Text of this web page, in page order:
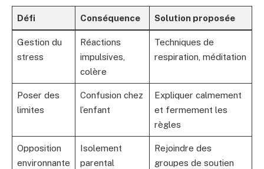
Défi Conséquence Solution proposée
Gestion du
stress
Réactions
impulsives,
colère
Techniques de
respiration, méditation
Poser des
limites
Confusion chez
l’enfant
Expliquer calmement
et fermement les
règles
Opposition
environnante
Isolement
parental
Rejoindre des
groupes de soutien